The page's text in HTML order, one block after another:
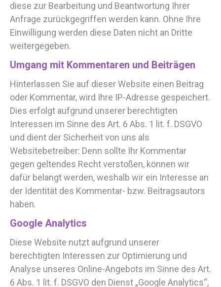
diese zur Bearbeitung und Beantwortung Ihrer
Anfrage zurückgegriffen werden kann. Ohne Ihre
Einwilligung werden diese Daten nicht an Dritte
weitergegeben.
Umgang mit Kommentaren und Beiträgen
Hinterlassen Sie auf dieser Website einen Beitrag
oder Kommentar, wird Ihre IP-Adresse gespeichert.
Dies erfolgt aufgrund unserer berechtigten
Interessen im Sinne des Art. 6 Abs. 1 lit. f. DSGVO
und dient der Sicherheit von uns als
Websitebetreiber: Denn sollte Ihr Kommentar
gegen geltendes Recht verstoßen, können wir
dafür belangt werden, weshalb wir ein Interesse an
der Identität des Kommentar- bzw. Beitragsautors
haben.
Google Analytics
Diese Website nutzt aufgrund unserer
berechtigten Interessen zur Optimierung und
Analyse unseres Online-Angebots im Sinne des Art.
6 Abs. 1 lit. f. DSGVO den Dienst „Google Analytics“,